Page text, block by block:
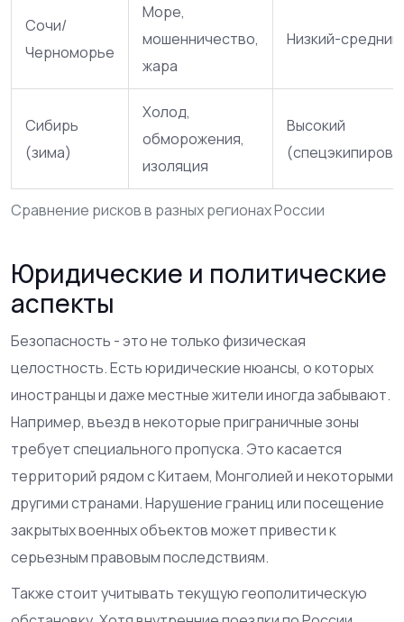
Сравнение рисков в разных регионах России
Сочи/
Черноморье
Море,
мошенничество,
жара
Низкий-средний
Сибирь
(зима)
Холод,
обморожения,
изоляция
Высокий
Юридические и политические
аспекты
Безопасность - это не только физическая
целостность. Есть юридические нюансы, о которых
иностранцы и даже местные жители иногда забывают.
Например, въезд в некоторые приграничные зоны
требует специального пропуска. Это касается
территорий рядом с Китаем, Монголией и некоторыми
другими странами. Нарушение границ или посещение
закрытых военных объектов может привести к
серьезным правовым последствиям.
Также стоит учитывать текущую геополитическую